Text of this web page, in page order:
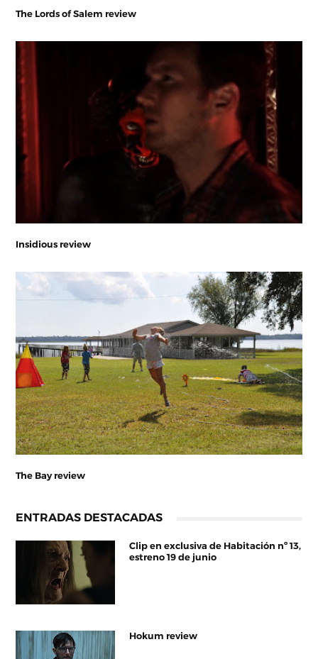
The Lords of Salem review
Insidious review
The Bay review
ENTRADAS DESTACADAS
Clip en exclusiva de Habitación nº 13,
estreno 19 de junio
Hokum review